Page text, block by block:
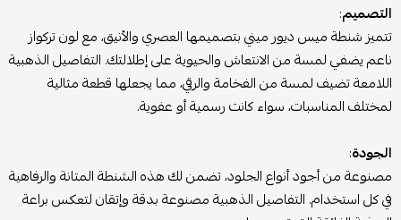
التصميم:
تتميز شنطة ميس ديور ميني بتصميمها العصري والأنيق، مع لون تركواز
ناعم يضفي لمسة من الانتعاش والحيوية على إطلالتك. التفاصيل الذهبية
اللامعة تضيف لمسة من الفخامة والرقي، مما يجعلها قطعة مثالية
لمختلف المناسبات، سواء كانت رسمية أو عفوية.
الجودة:
مصنوعة من أجود أنواع الجلود، تضمن لك هذه الشنطة المتانة والرفاهية
في كل استخدام. التفاصيل الذهبية مصنوعة بدقة وإتقان لتعكس براعة